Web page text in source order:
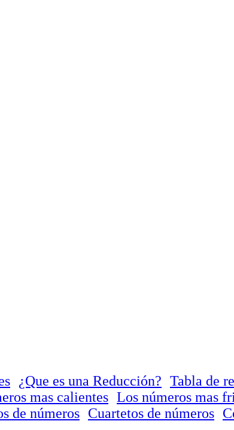
¿Que es una Reducción? Tabla de
mas calientes Los números mas
de números Cuartetos de números